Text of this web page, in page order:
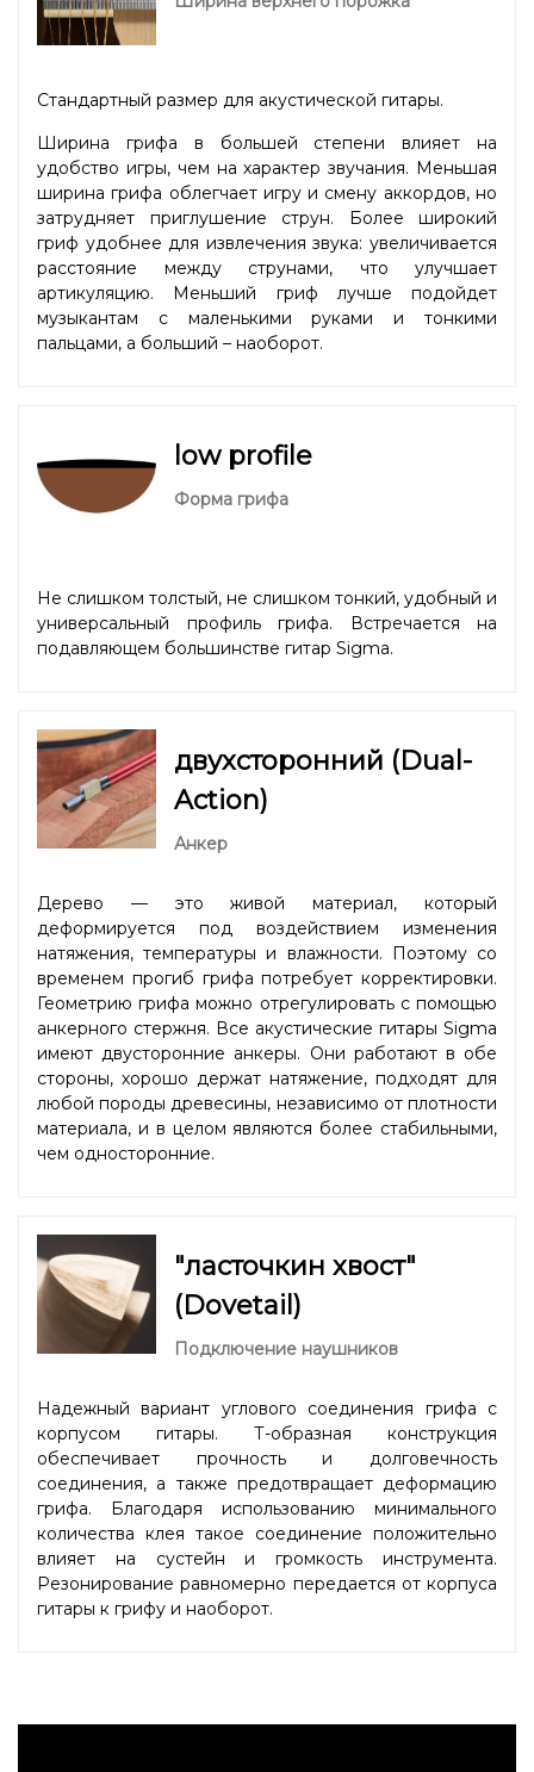
Стандартный размер для акустической гитары.
Ширина грифа в большей степени влияет на
удобство игры, чем на характер звучания. Меньшая
ширина грифа облегчает игру и смену аккордов, но
затрудняет приглушение струн. Более широкий
гриф удобнее для извлечения звука: увеличивается
расстояние между струнами, что улучшает
артикуляцию. Меньший гриф лучше подойдет
музыкантам с маленькими руками и тонкими
пальцами, а больший – наоборот.
low profile
Форма грифа
Не слишком толстый, не слишком тонкий, удобный и
универсальный профиль грифа. Встречается на
подавляющем большинстве гитар Sigma.
двухсторонний (Dual-
Action)
Анкер
Дерево — это живой материал, который
деформируется под воздействием изменения
натяжения, температуры и влажности. Поэтому со
временем прогиб грифа потребует корректировки.
Геометрию грифа можно отрегулировать с помощью
анкерного стержня. Все акустические гитары Sigma
имеют двусторонние анкеры. Они работают в обе
стороны, хорошо держат натяжение, подходят для
любой породы древесины, независимо от плотности
материала, и в целом являются более стабильными,
чем односторонние.
"ласточкин хвост"
(Dovetail)
Подключение наушников
Надежный вариант углового соединения грифа с
корпусом гитары. Т-образная конструкция
обеспечивает прочность и долговечность
соединения, а также предотвращает деформацию
грифа. Благодаря использованию минимального
количества клея такое соединение положительно
влияет на сустейн и громкость инструмента.
Резонирование равномерно передается от корпуса
гитары к грифу и наоборот.